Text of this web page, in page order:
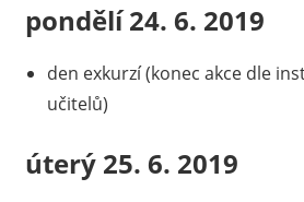
pondělí 24. 6. 2019
den exkurzí (konec akce dle
učitelů)
úterý 25. 6. 2019